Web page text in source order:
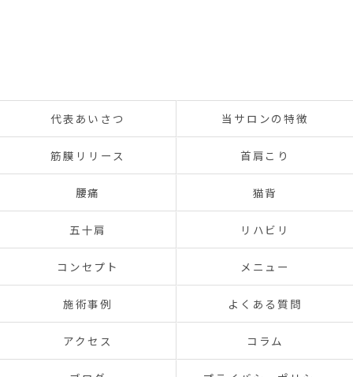
代表あいさつ 当サロンの特徴
筋膜リリース 首肩こり
腰痛 猫背
五十肩 リハビリ
コンセプト メニュー
施術事例 よくある質問
アクセス コラム